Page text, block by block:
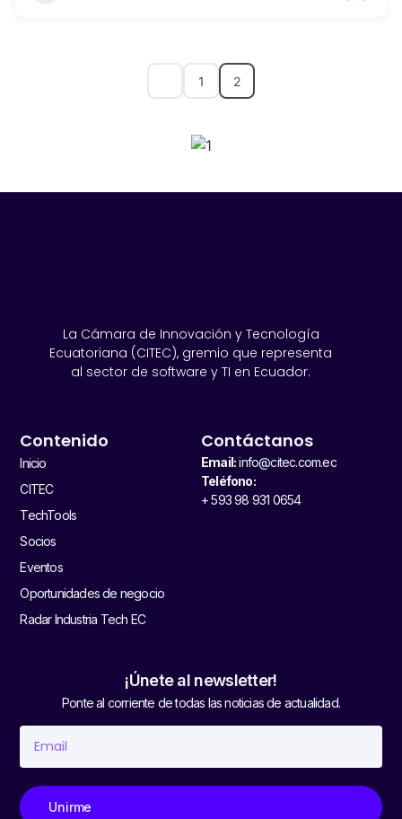
1 2
La Cámara de Innovación y Tecnología
Ecuatoriana (CITEC), gremio que representa
al sector de software y TI en Ecuador.
Contenido
Inicio
CITEC
TechTools
Socios
Eventos
Oportunidades de negocio
Radar Industria Tech EC
Contáctanos
Email:info@citec.com.ec
Teléfono:
+ 593 98 931 0654
¡Únete al newsletter!
Ponte al corriente de todas las noticias de actualidad.
Unirme